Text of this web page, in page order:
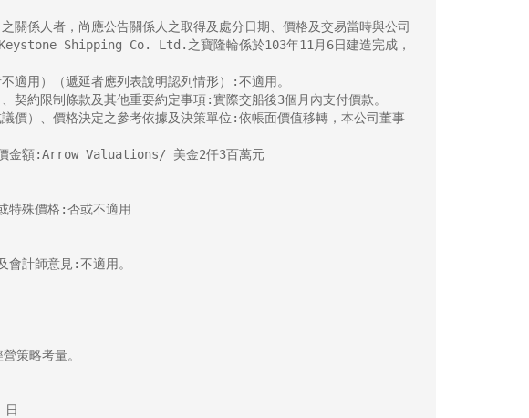
關係人者，尚應公告關係人之取得及處分日期、價格及交易當時與公司
Keystone Shipping Co. Ltd.之寶隆輪係於103年11月6日建造完成，
適用）（遞延者應列表說明認列情形）:不適用。
契約限制條款及其他重要約定事項:實際交船後3個月內支付價款。
價）、價格決定之參考依據及決策單位:依帳面價值移轉，本公司董事
價金額:Arrow Valuations/ 美金2仟3百萬元
特殊價格:否或不適用
會計師意見:不適用。
策略考量。
日